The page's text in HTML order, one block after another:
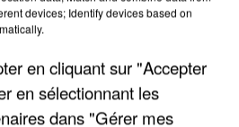
devices; Identify devices based on
en cliquant sur "Accepter
en sélectionnant les
dans "Gérer mes